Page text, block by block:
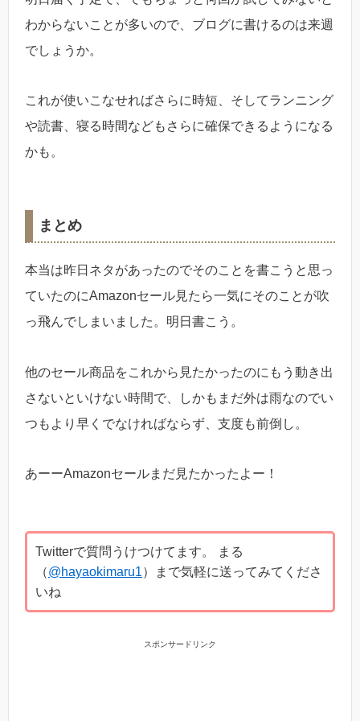
わからないことが多いので、ブログに書けるのは来週
でしょうか。
これが使いこなせればさらに時短、そしてランニング
や読書、寝る時間などもさらに確保できるようになる
かも。
まとめ
本当は昨日ネタがあったのでそのことを書こうと思っ
ていたのにAmazonセール見たら一気にそのことが吹
っ飛んでしまいました。明日書こう。
他のセール商品をこれから見たかったのにもう動き出
さないといけない時間で、しかもまだ外は雨なのでい
つもより早くでなければならず、支度も前倒し。
あーーAmazonセールまだ見たかったよー！
Twitterで質問うけつけてます。 まる
（@hayaokimaru1）まで気軽に送ってみてくださ
いね
スポンサードリンク